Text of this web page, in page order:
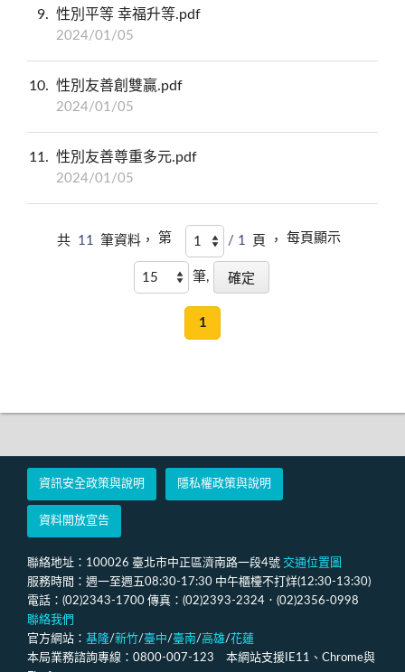
9 性別平等 幸福升等.pdf
2024/01/05
10 性別友善創雙贏.pdf
2024/01/05
11 性別友善尊重多元.pdf
2024/01/05
共 11 筆資料， 第 / 1 頁 ，每頁顯示
筆,
1
資訊安全政策與說明 隱私權政策與說明
資料開放宣告
聯絡地址：100026 臺北市中正區濟南路一段4號 交通位置圖
服務時間：週一至週五08:30-17:30 中午櫃檯不打烊(12:30-13:30)
電話：(02)2343-1700 傳真：(02)2393-2324．(02)2356-0998
聯絡我們
官方網站： 基隆/新竹/臺中/臺南/高雄/花蓮
本局業務諮詢專線：0800-007-123 本網站支援IE11、Chrome與